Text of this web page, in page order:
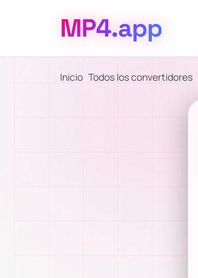
MP4.app
Inicio Todos los convertidores